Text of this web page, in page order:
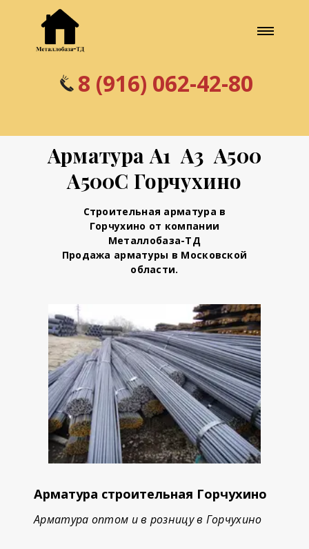
8 (916) 062-42-80
Арматура А1 А3 А500
А500С Горчухино
Строительная арматура в
Горчухино от компании
Металлобаза-ТД
Продажа арматуры в Московской
области.
Арматура строительная Горчухино
Арматура оптом и в розницу в Горчухино